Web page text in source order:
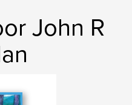
John R